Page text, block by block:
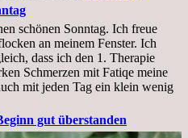
Krankenhaus
stationär
schönen Sonntag. Ich freue
an meinem Fenster. Ich
dass ich den 1. Therapie
Schmerzen mit Fatiqe meine
mit jeden Tag ein klein wenig
gut überstanden